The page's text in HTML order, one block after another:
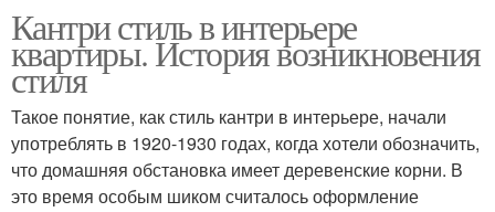
Кантри стиль в интерьере
квартиры. История возникновения
стиля
Такое понятие, как стиль кантри в интерьере, начали
употреблять в 1920-1930 годах, когда хотели обозначить,
что домашняя обстановка имеет деревенские корни. В
это время особым шиком считалось оформление